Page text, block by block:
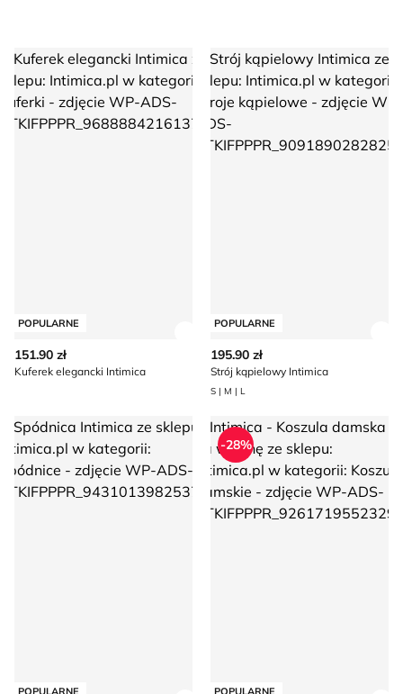
elegancki Intimica
POPULARNE
151.90 zł
Kuferek elegancki Intimica
Strój kąpielowy Intimica
POPULARNE
195.90 zł
Strój kąpielowy Intimica
S | M | L
Intimica
POPULARNE
Intimica - Koszula damska na
POPULARNE
-28%